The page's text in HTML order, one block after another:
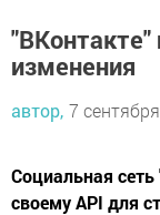
"ВКонтакте"
изменения
автор, 7
Социальная сеть
своему API для